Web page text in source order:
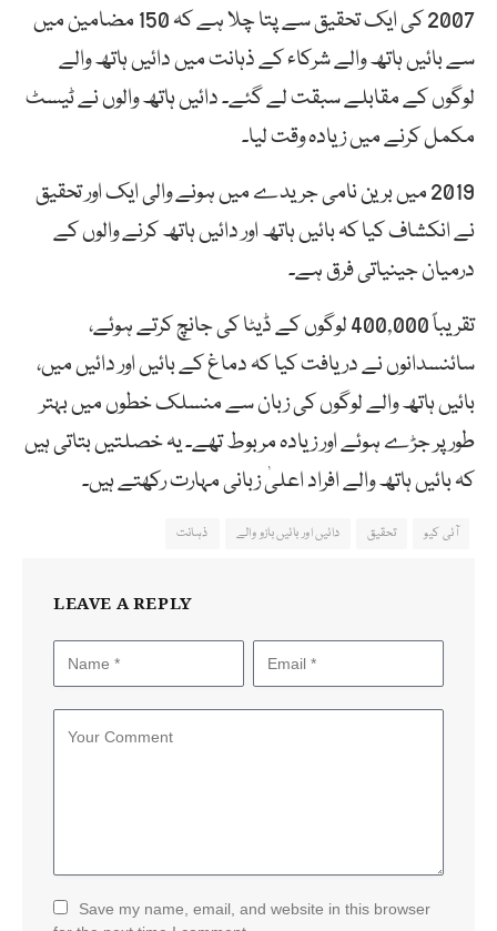
2007 کی ایک تحقیق سے پتا چلا ہے کہ 150 مضامین میں
سے بائیں ہاتھ والے شرکاء کے ذہانت میں دائیں ہاتھ والے
لوگوں کے مقابلے سبقت لے گئے۔ دائیں ہاتھ والوں نے ٹیسٹ
مکمل کرنے میں زیادہ وقت لیا۔
2019 میں برین نامی جریدے میں ہونے والی ایک اور تحقیق
نے انکشاف کیا کہ بائیں ہاتھ اور دائیں ہاتھ کرنے والوں کے
درمیان جینیاتی فرق ہے۔
تقریباً 400,000 لوگوں کے ڈیٹا کی جانچ کرتے ہوئے،
سائنسدانوں نے دریافت کیا کہ دماغ کے بائیں اور دائیں میں،
بائیں ہاتھ والے لوگوں کی زبان سے منسلک خطوں میں بہتر
طور پر جڑے ہوئے اور زیادہ مربوط تھے۔ یہ خصلتیں بتاتی ہیں
کہ بائیں ہاتھ والے افراد اعلیٰ زبانی مہارت رکھتے ہیں۔
آئی کیو تحقیق دائیں اور بائیں بازو والے ذہانت
LEAVE A REPLY
Save my name, email, and website in this browser